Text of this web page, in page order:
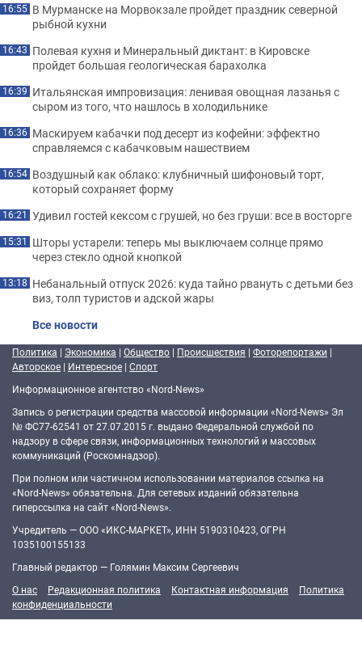
16:55 В Мурманске на Морвокзале пройдет праздник северной
рыбной кухни
16:43 Полевая кухня и Минеральный диктант: в Кировске
пройдет большая геологическая барахолка
16:39 Итальянская импровизация: ленивая овощная лазанья с
сыром из того, что нашлось в холодильнике
16:36 Маскируем кабачки под десерт из кофейни: эффектно
справляемся с кабачковым нашествием
16:54 Воздушный как облако: клубничный шифоновый торт,
который сохраняет форму
16:21 Удивил гостей кексом с грушей, но без груши: все в восторге
15:31 Шторы устарели: теперь мы выключаем солнце прямо
через стекло одной кнопкой
13:18 Небанальный отпуск 2026: куда тайно рвануть с детьми без
виз, толп туристов и адской жары
Все новости
Политика | Экономика | Общество | Происшествия | Фоторепортажи |
Авторское | Интересное | Спорт
Информационное агентство «Nord-News»
Запись о регистрации средства массовой информации «Nord-News» Эл
№ ФС77-62541 от 27.07.2015 г. выдано Федеральной службой по
надзору в сфере связи, информационных технологий и массовых
коммуникаций (Роскомнадзор).
При полном или частичном использовании материалов ссылка на
«Nord-News» обязательна. Для сетевых изданий обязательна
гиперссылка на сайт «Nord-News».
Учредитель — ООО «ИКС-МАРКЕТ», ИНН 5190310423, ОГРН
1035100155133
Главный редактор — Голямин Максим Сергеевич
О нас
Редакционная политика Контактная информация
Политика
конфиденциальности